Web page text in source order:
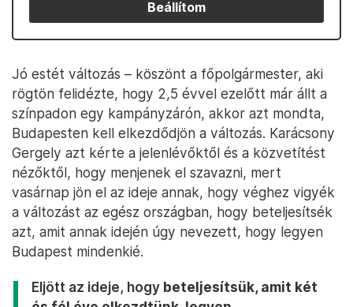
Beállítom
Jó estét változás – köszönt a főpolgármester, aki
rögtön felidézte, hogy 2,5 évvel ezelőtt már állt a
színpadon egy kampányzárón, akkor azt mondta,
Budapesten kell elkezdődjön a változás. Karácsony
Gergely azt kérte a jelenlévőktől és a közvetítést
nézőktől, hogy menjenek el szavazni, mert
vasárnap jön el az ideje annak, hogy véghez vigyék
a változást az egész országban, hogy beteljesítsék
azt, amit annak idején úgy nevezett, hogy legyen
Budapest mindenkié.
Eljött az ideje, hogy beteljesítsük, amit két